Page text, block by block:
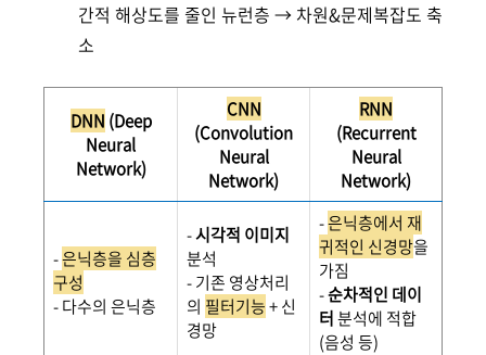
간적 해상도를 줄인 뉴런층 → 차원&문제복잡도 축
소
DNN (Deep
Neural
Network)
CNN
(Convolution
Neural
Network)
RNN
(Recurrent
Neural
Network)
-은닉층을 심층
구성
- 다수의 은닉층
-시각적 이미지
분석
- 기존 영상처리
의 필터기능+ 신
경망
-은닉층에서 재
귀적인 신경망을
가짐
-순차적인 데이
터분석에 적합
(음성 등)